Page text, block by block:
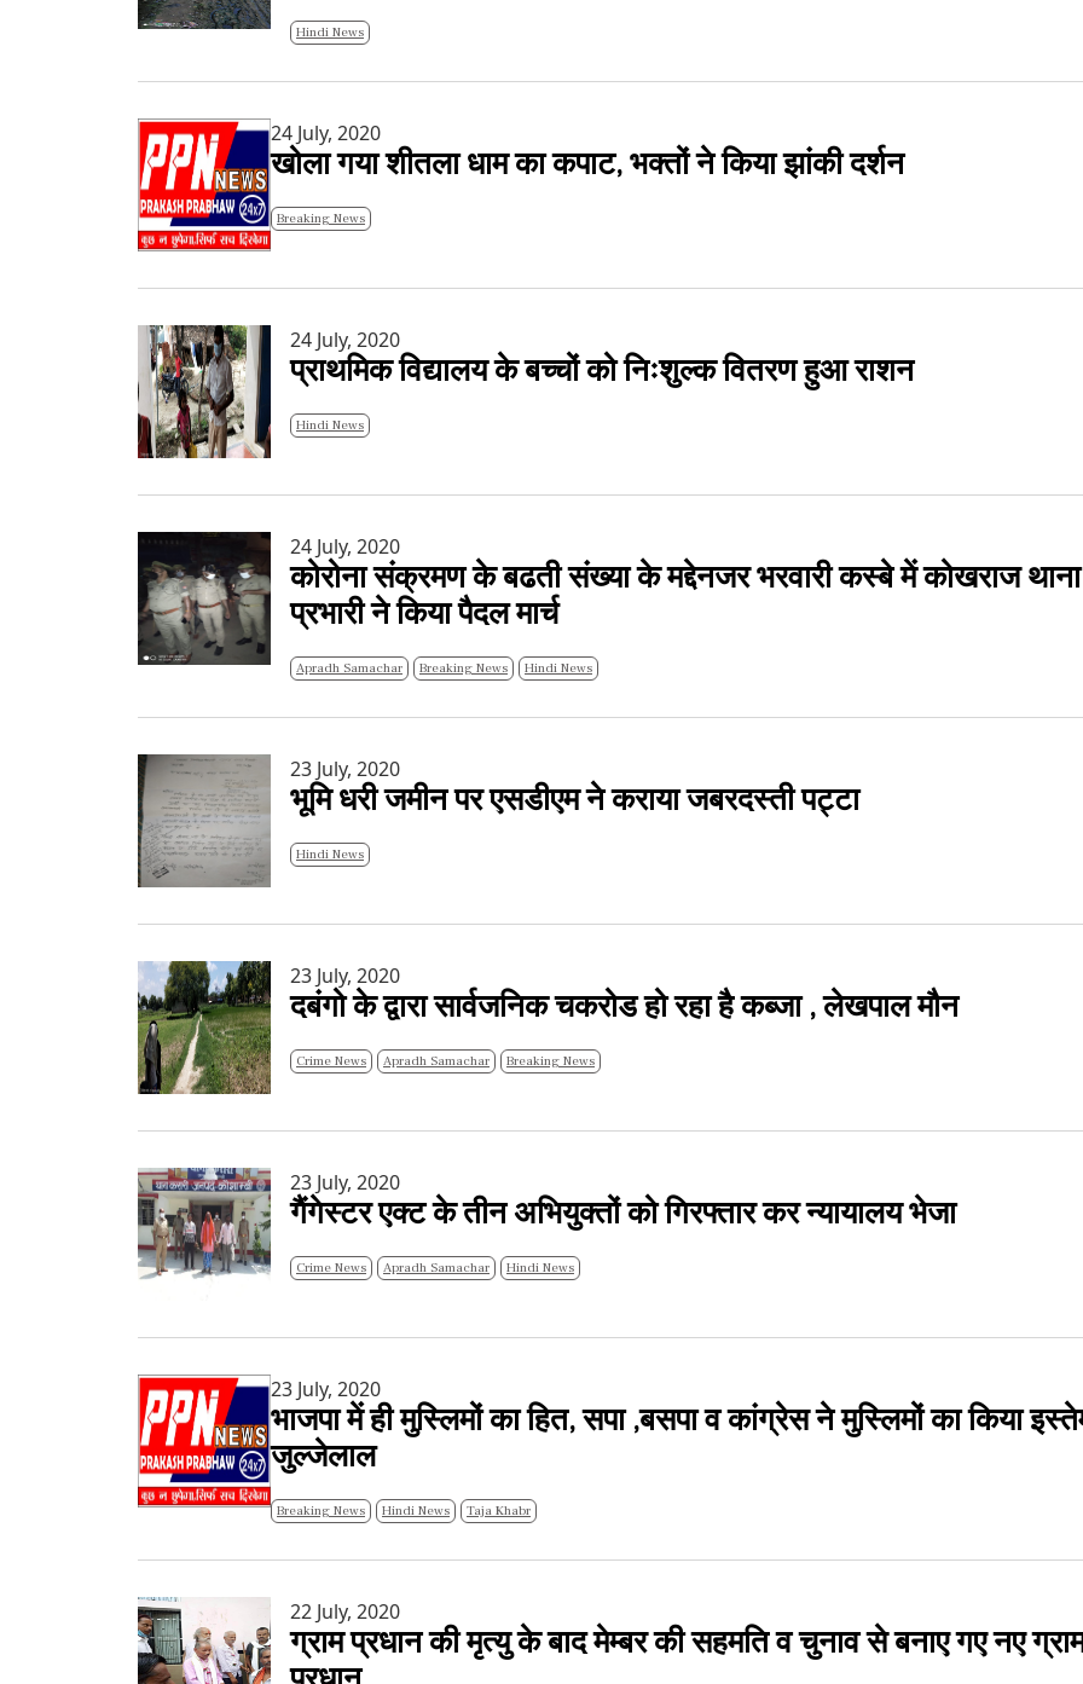
Hindi News
24 July, 2020
खोला गया शीतला धाम का कपाट, भक्तों ने किया झांकी दर्शन
Breaking News
24 July, 2020
प्राथमिक विद्यालय के बच्चों को निःशुल्क वितरण हुआ राशन
Hindi News
24 July, 2020
कोरोना संक्रमण के बढती संख्या के मद्देनजर भरवारी कस्बे में कोखराज थाना
प्रभारी ने किया पैदल मार्च
Apradh Samachar Breaking News Hindi News
23 July, 2020
भूमि धरी जमीन पर एसडीएम ने कराया जबरदस्ती पट्टा
Hindi News
23 July, 2020
दबंगो के द्वारा सार्वजनिक चकरोड हो रहा है कब्जा , लेखपाल मौन
Crime News Apradh Samachar Breaking News
23 July, 2020
गैंगेस्टर एक्ट के तीन अभियुक्तों को गिरफ्तार कर न्यायालय भेजा
Crime News Apradh Samachar Hindi News
23 July, 2020
भाजपा में ही मुस्लिमों का हित, सपा ,बसपा व कांग्रेस ने मुस्लिमों का किया
जुल्जेलाल
Breaking News Hindi News Taja Khabr
22 July, 2020
ग्राम प्रधान की मृत्यु के बाद मेम्बर की सहमति व चुनाव से बनाए गए नए